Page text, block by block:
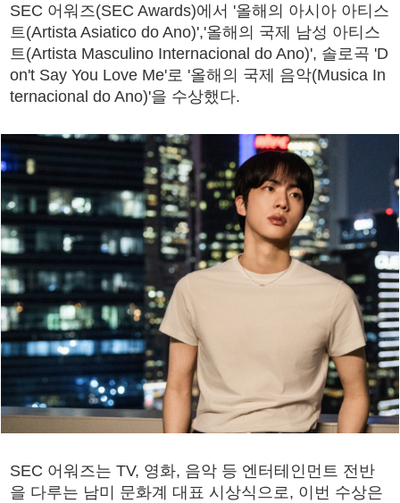
SEC 어워즈(SEC Awards)에서 '올해의 아시아 아티스
트(Artista Asiatico do Ano)','올해의 국제 남성 아티스
트(Artista Masculino Internacional do Ano)', 솔로곡 'D
on't Say You Love Me'로 '올해의 국제 음악(Musica In
ternacional do Ano)'을 수상했다.
SEC 어워즈는 TV, 영화, 음악 등 엔터테인먼트 전반
을 다루는 남미 문화계 대표 시상식으로, 이번 수상은